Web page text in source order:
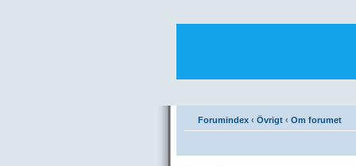
Forumindex ‹ Övrigt ‹ Om forumet